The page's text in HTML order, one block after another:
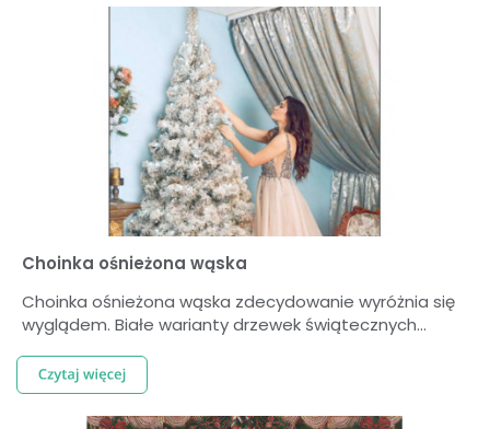
Choinka ośnieżona wąska
Choinka ośnieżona wąska zdecydowanie wyróżnia się
wyglądem. Białe warianty drzewek świątecznych...